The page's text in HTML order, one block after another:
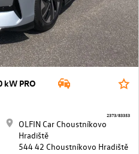
kW PRO
OLFIN Car Choustníkovo
Hradiště
544 42 Choustníkovo Hradiště
2373/83353